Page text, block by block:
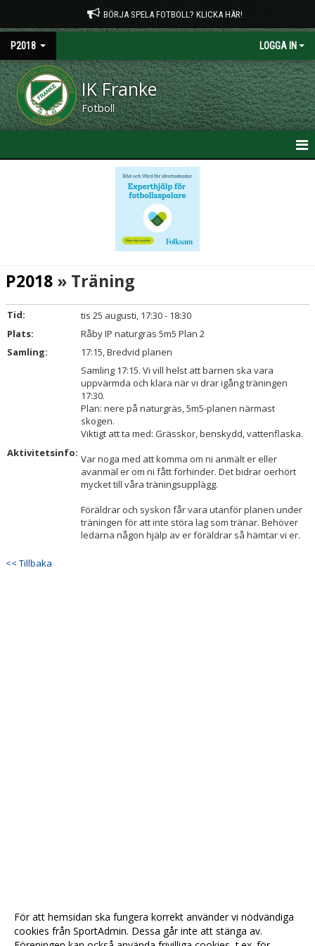
BÖRJA SPELA FOTBOLL? KLICKA HÄR!
P2018 LOGGA IN
IK Franke
Fotboll
DOKUMENT
P2018 » Träning
Tid:
tis 25 augusti, 17:30 - 18:30
Plats:
Råby IP naturgräs 5m5 Plan 2
Samling:
17:15, Bredvid planen
Aktivitetsinfo:
Samling 17:15. Vi vill helst att barnen ska vara
uppvärmda och klara när vi drar igång träningen
17:30.
Plan: nere på naturgräs, 5m5-planen närmast
skogen.
Viktigt att ta med: Grässkor, benskydd, vattenflaska.
Var noga med att komma om ni anmält er eller
avanmäl er om ni fått förhinder. Det bidrar oerhört
mycket till våra träningsupplägg.
Föräldrar och syskon får vara utanför planen under
träningen för att inte störa lag som tränar. Behöver
ledarna någon hjälp av er föräldrar så hämtar vi er.
<< Tillbaka
För att hemsidan ska fungera korrekt använder vi nödvändiga
cookies från SportAdmin. Dessa går inte att stänga av.